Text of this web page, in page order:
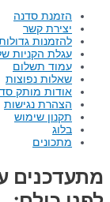
הזמנת סדנה
יצירת קשר
להזמנות
עגלת הקניות
עמוד תשלום
שאלות נפוצות
אודות מותק
הצהרת נגישות
תקנון שימוש
בלוג
מתכונים
מתעדכנים